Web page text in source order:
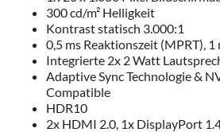
300 cd/m² Helligkeit
Kontrast statisch 3.000:1
0,5 ms Reaktionszeit (MPRT), 1
Integrierte 2x 2 Watt
Adaptive Sync Technologie &
Compatible
HDR10
2x HDMI 2.0, 1x DisplayPort